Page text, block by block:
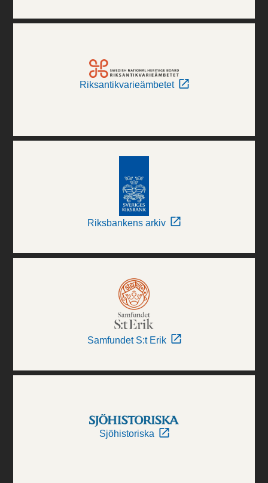
Riksantikvarieämbetet
Riksbankens arkiv
Samfundet S:t Erik
Sjöhistoriska